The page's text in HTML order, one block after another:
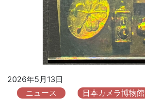
2026年5月13日
ニュース
日本カメラ博物館